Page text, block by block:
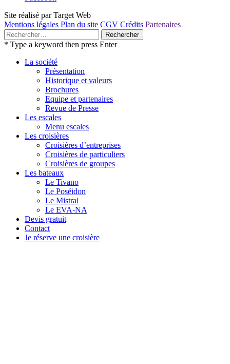
Site réalisé par Target Web
Mentions légales Plan du site CGV Crédits Partenaires
Rechercher :
* Type a keyword then press Enter
La société
Présentation
Historique et valeurs
Brochures
Equipe et partenaires
Revue de Presse
Les escales
Menu escales
Les croisières
Croisières d’entreprises
Croisières de particuliers
Croisières de groupes
Les bateaux
Le Tivano
Le Poséidon
Le Mistral
Le EVA-NA
Devis gratuit
Contact
Je réserve une croisière